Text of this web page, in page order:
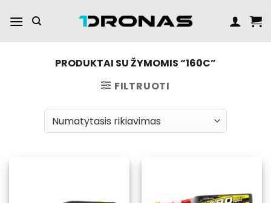
turinį
PRODUKTAI SU ŽYMOMIS “160C”
FILTRUOTI